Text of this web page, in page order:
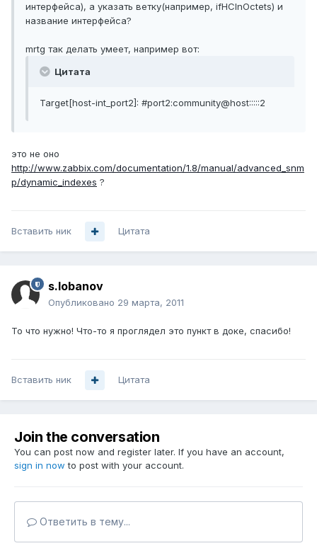
интерфейса), а указать ветку(например, ifHCInOctets) и
название интерфейса?
mrtg так делать умеет, например вот:
Цитата
Target[host-int_port2]: #port2:community@host:::::2
это не оно
http://www.zabbix.com/documentation/1.8/manual/advanced_snm
p/dynamic_indexes ?
Вставить ник Цитата
s.lobanov
Опубликовано 29 марта, 2011
То что нужно! Что-то я проглядел это пункт в доке, спасибо!
Вставить ник Цитата
Join the conversation
You can post now and register later. If you have an account,
sign in now to post with your account.
Ответить в тему...